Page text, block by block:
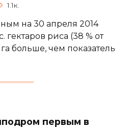
1.1к.
на 30 апреля 2014
гектаров риса (38 % от
больше, чем показатель
первым в